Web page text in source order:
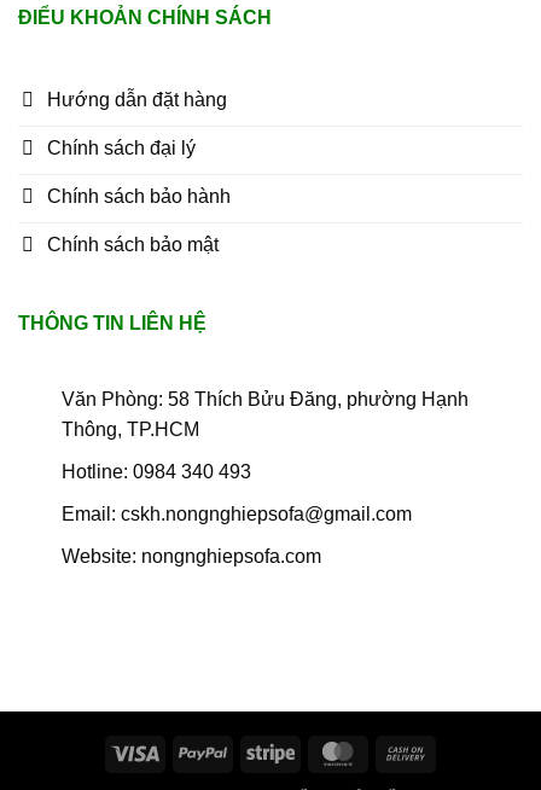
ĐIỂU KHOẢN CHÍNH SÁCH
Hướng dẫn đặt hàng
Chính sách đại lý
Chính sách bảo hành
Chính sách bảo mật
THÔNG TIN LIÊN HỆ
Văn Phòng: 58 Thích Bửu Đăng, phường Hạnh
Thông, TP.HCM
Hotline: 0984 340 493
Email: cskh.nongnghiepsofa@gmail.com
Website: nongnghiepsofa.com